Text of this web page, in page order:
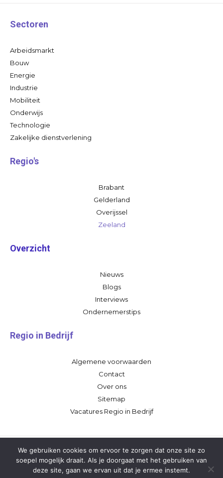
Sectoren
Arbeidsmarkt
Bouw
Energie
Industrie
Mobiliteit
Onderwijs
Technologie
Zakelijke dienstverlening
Regio's
Brabant
Gelderland
Overijssel
Zeeland
Overzicht
Nieuws
Blogs
Interviews
Ondernemerstips
Regio in Bedrijf
Algemene voorwaarden
Contact
Over ons
Sitemap
Vacatures Regio in Bedrijf
We gebruiken cookies om ervoor te zorgen dat onze site zo
soepel mogelijk draait. Als je doorgaat met het gebruiken van
deze site, gaan we ervan uit dat je ermee instemt.